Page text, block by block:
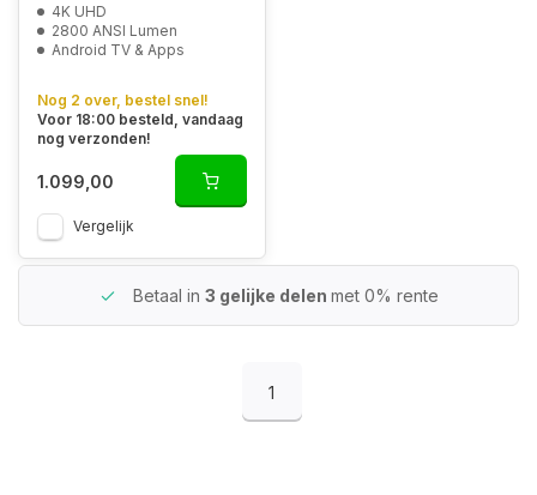
4K UHD
2800 ANSI Lumen
Android TV & Apps
Nog 2 over, bestel snel!
Voor 18:00 besteld, vandaag
nog verzonden!
1.099,00
Vergelijk
Betaal in 3 gelijke delen met 0% rente
1